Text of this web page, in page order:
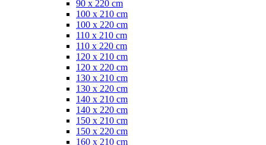
90 x 220 cm
100 x 210 cm
100 x 220 cm
110 x 210 cm
110 x 220 cm
120 x 210 cm
120 x 220 cm
130 x 210 cm
130 x 220 cm
140 x 210 cm
140 x 220 cm
150 x 210 cm
150 x 220 cm
160 x 210 cm